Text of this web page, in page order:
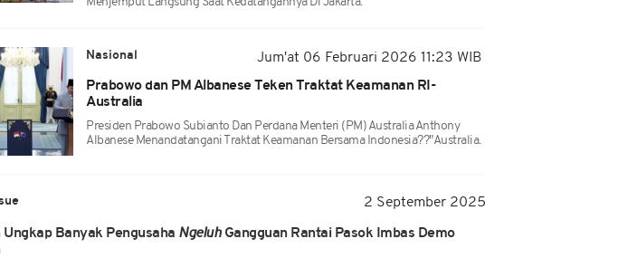
Nasional
Jum'at 06 Februari 2026 11:23 WIB
Prabowo dan PM Albanese Teken Traktat Keamanan RI-
Australia
Presiden Prabowo Subianto Dan Perdana Menteri (PM) Australia Anthony
Albanese Menandatangani Traktat Keamanan Bersama Indonesia??"Australia.
2 September 2025
Ungkap Banyak Pengusaha NgeluhGangguan Rantai Pasok Imbas Demo